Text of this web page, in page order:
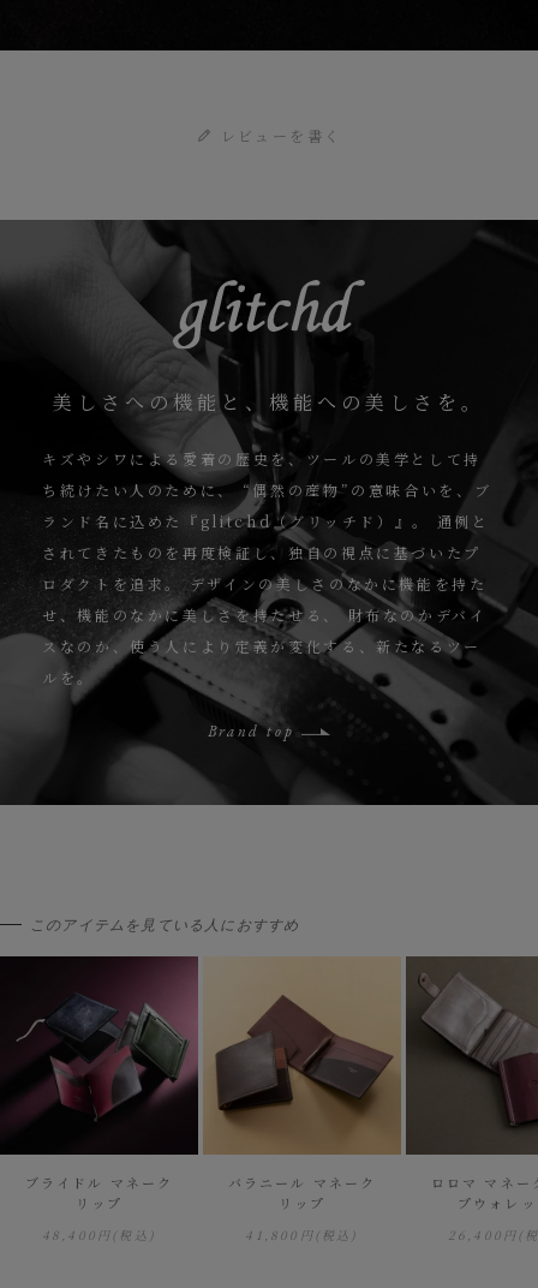
レビューを書く
美しさへの機能と、機能への美しさを。
キズやシワによる愛着の歴史を、ツールの美学として持
ち続けたい人のために、
“偶然の産物”の意味合いを、ブ
ランド名に込めた『glitchd（グリッチド）』。
通例と
されてきたものを再度検証し、独自の視点に基づいたプ
ロダクトを追求。デザインの美しさのなかに機能を持た
せ、機能のなかに美しさを持たせる、 財布なのかデバイ
スなのか、使う人により定義が変化する、新たなるツー
ルを。
Brand top
このアイテムを見ている人におすすめ
ブライドル マネーク
リップ
48,400円(税込)
バラニール マネーク
リップ
41,800円(税込)
ロロマ マネー
プウォレ
26,400円(